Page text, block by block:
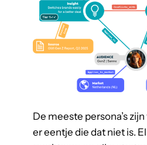
s
n
A
g
e
!
De meeste persona’s
er eentje die dat niet is.